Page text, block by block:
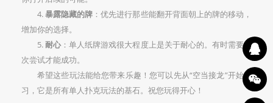
4.暴露隐藏的牌 ：优先进行那些能翻开背面朝上的牌的移动，
增加你的选择。
5.耐心 ：单人纸牌游戏很大程度上是关于耐心的。有时需要多
次尝试才能成功。
希望这些玩法能给您带来乐趣！您可以先从“空当接龙”开始练
习，它是所有单人扑克玩法的基石。祝您玩得开心！